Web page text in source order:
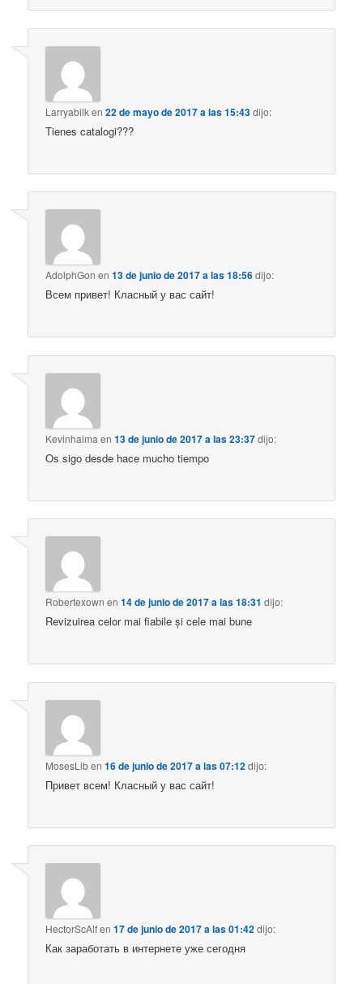
Larryabilken22 de mayo de 2017 a las 15:43dijo:
Tienes catalogi???
AdolphGon en13 de junio de 2017 a las 18:56dijo:
Всем привет! Класный у вас сайт!
Kevinhaima en13 de junio de 2017 a las 23:37dijo:
Os sigo desde hace mucho tiempo
Robertexown en14 de junio de 2017 a las 18:31 dijo:
Revizuirea celor mai fiabile și cele mai bune
MosesLiben16 de junio de 2017 a las 07:12dijo:
Привет всем! Класный у вас сайт!
HectorScAlfen17 de junio de 2017 a las 01:42dijo:
Как заработать в интернете уже сегодня